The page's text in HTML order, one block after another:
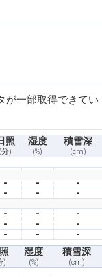
が一部取得できてい
照
(分)
湿度
(%)
積雪深
(cm)
- -
-
- -
-
- -
-
- -
-
- - -
)
湿度
(%)
積雪深
(cm)